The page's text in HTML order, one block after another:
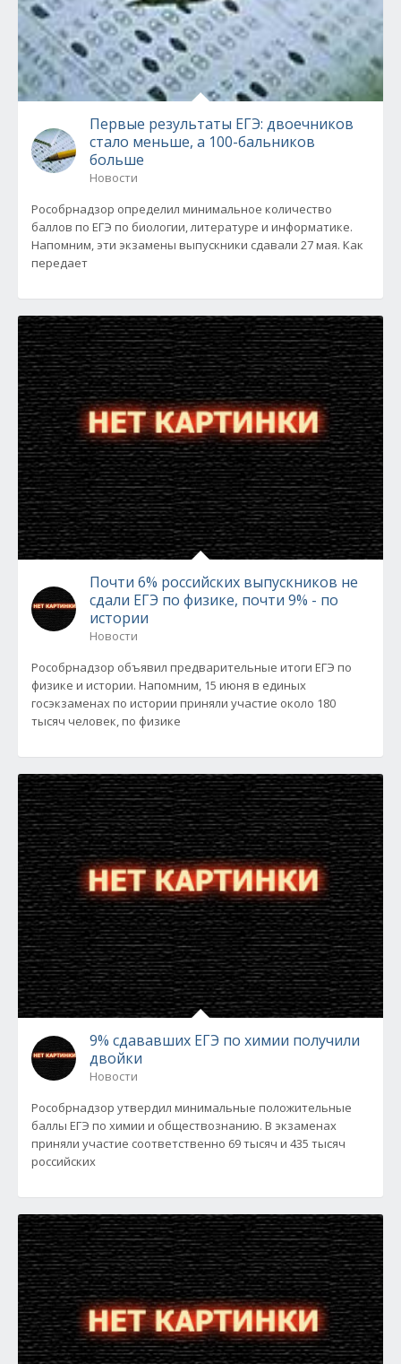
Первые результаты ЕГЭ: двоечников
стало меньше, а 100-бальников
больше
Новости
Рособрнадзор определил минимальное количество
баллов по ЕГЭ по биологии, литературе и информатике.
Напомним, эти экзамены выпускники сдавали 27 мая. Как
передает
Почти 6% российских выпускников не
сдали ЕГЭ по физике, почти 9% - по
истории
Новости
Рособрнадзор объявил предварительные итоги ЕГЭ по
физике и истории. Напомним, 15 июня в единых
госэкзаменах по истории приняли участие около 180
тысяч человек, по физике
9% сдававших ЕГЭ по химии получили
двойки
Новости
Рособрнадзор утвердил минимальные положительные
баллы ЕГЭ по химии и обществознанию. В экзаменах
приняли участие соответственно 69 тысяч и 435 тысяч
российских